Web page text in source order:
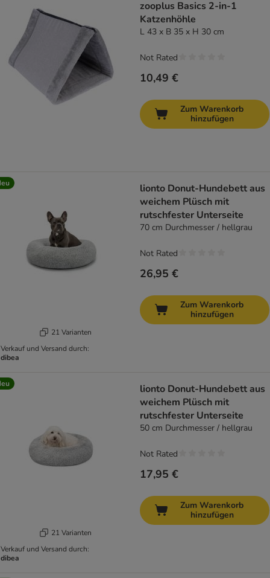
zooplus Basics 2-in-1
Katzenhöhle
L 43 x B 35 x H 30 cm
10,49 €
Not Rated
Zum Warenkorb
hinzufügen
21 Varianten
Verkauf und Versand durch:
dibea
lionto Donut-Hundebett aus
weichem Plüsch mit
rutschfester Unterseite
70 cm Durchmesser / hellgrau
26,95 €
Not Rated
Zum Warenkorb
hinzufügen
21 Varianten
Verkauf und Versand durch:
dibea
lionto Donut-Hundebett aus
weichem Plüsch mit
rutschfester Unterseite
50 cm Durchmesser / hellgrau
17,95 €
Not Rated
Zum Warenkorb
hinzufügen